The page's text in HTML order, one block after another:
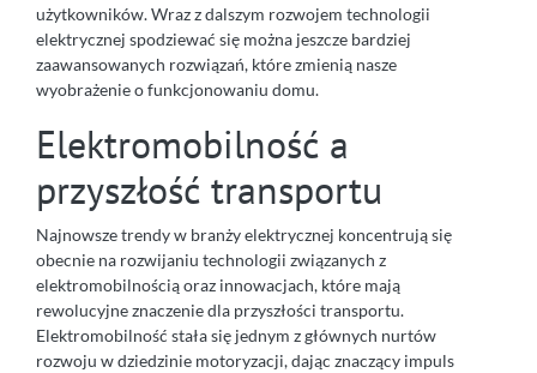
użytkowników. Wraz z dalszym rozwojem technologii
elektrycznej spodziewać się można jeszcze bardziej
zaawansowanych rozwiązań, które zmienią nasze
wyobrażenie o funkcjonowaniu domu.
Elektromobilność a
przyszłość transportu
Najnowsze trendy w branży elektrycznej koncentrują się
obecnie na rozwijaniu technologii związanych z
elektromobilnością oraz innowacjach, które mają
rewolucyjne znaczenie dla przyszłości transportu.
Elektromobilność stała się jednym z głównych nurtów
rozwoju w dziedzinie motoryzacji, dając znaczący impuls